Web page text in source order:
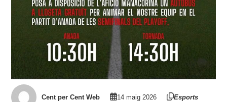
Cent per Cent Web 14 maig 2026 Esports